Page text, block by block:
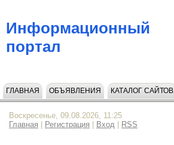
Информационный
портал
ГЛАВНАЯ ОБЪЯВЛЕНИЯ КАТАЛОГ САЙТОВ
Воскресенье, 09.08.2026, 11:25
Главная
Регистрация Вход RSS